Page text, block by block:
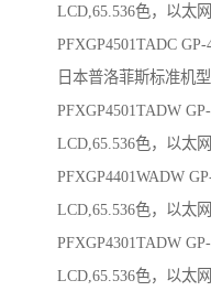
LCD,65.536色，以太
PFXGP4501TADC GP-
日本普洛菲斯标准机
PFXGP4501TADW
LCD,65.536色，以太
PFXGP4401WADW
LCD,65.536色，以太
PFXGP4301TADW
LCD,65.536色，以太